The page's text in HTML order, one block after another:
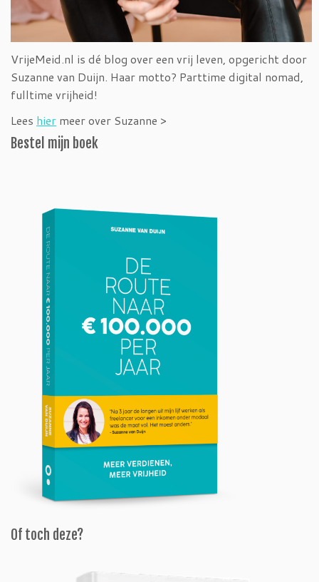
VrijeMeid.nl is dé blog over een vrij leven, opgericht door
Suzanne van Duijn. Haar motto? Parttime digital nomad,
fulltime vrijheid!
Lees hier meer over Suzanne >
Bestel mijn boek
Of toch deze?